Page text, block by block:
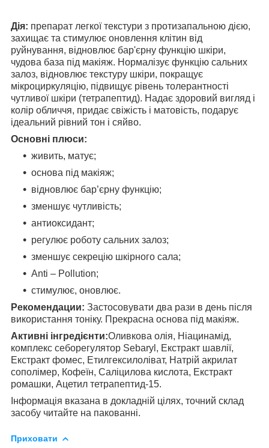
Дія: препарат легкої текстури з протизапальною дією,
захищає та стимулює оновлення клітин від
руйнування, відновлює бар'єрну функцію шкіри,
чудова база під макіяж. Нормалізує функцію сальних
залоз, відновлює текстуру шкіри, покращує
мікроциркуляцію, підвищує рівень толерантності
чутливої шкіри (тетрапептид). Надає здоровий вигляд і
колір обличчя, придає свіжість і матовість, подарує
ідеальний рівний тон і сяйво.
Основні плюси:
живить, матує;
основа під макіяж;
відновлює бар’єрну функцію;
зменшує чутливість;
антиоксидант;
регулює роботу сальних залоз;
зменшує секрецію шкірного сала;
Anti – Pollution;
стимулює, оновлює.
Рекомендации: Застосовувати два рази в день після
використання тоніку. Прекрасна основа під макіяж.
Активні інгредієнти:Оливкова олія, Ніацинамід,
комплекс себорегулятор Sebaryl, Екстракт шавлії,
Екстракт фомес, Етилгексилоліват, Натрій акрилат
сополімер, Кофеїн, Саліцилова кислота, Екстракт
ромашки, Ацетил тетрапептид-15.
Інформація вказана в докладній цілях, точний склад
засобу читайте на пакованні.
Приховати